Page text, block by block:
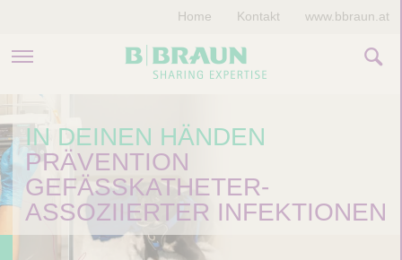
MAGAZIN
UNTERNEHMEN
Home Kontakt www.bbraun.at
IN DEINEN HÄNDEN
PRÄVENTION
GEFÄSSKATHETER-A
SSOZIIERTER INFEKTIONEN